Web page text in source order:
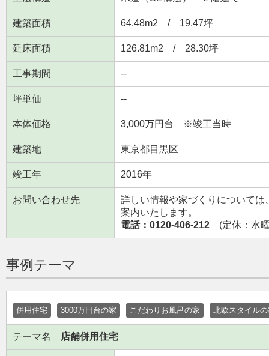
建築面積 64.48m2 / 19.47坪
延床面積 126.81m2 / 28.30坪
工事期間 --
坪単価 --
本体価格 3,000万円台 ※竣工当時
建築地 東京都目黒区
竣工年 2016年
お問い合わせ先
詳しい情報や家づくりについて
案内いたします。
電話：0120-406-212 (定休：水
事例テーマ
併用住宅 3000万円台の家 こだわりお風呂の家 北欧スタイル
テーマ名 店舗併用住宅